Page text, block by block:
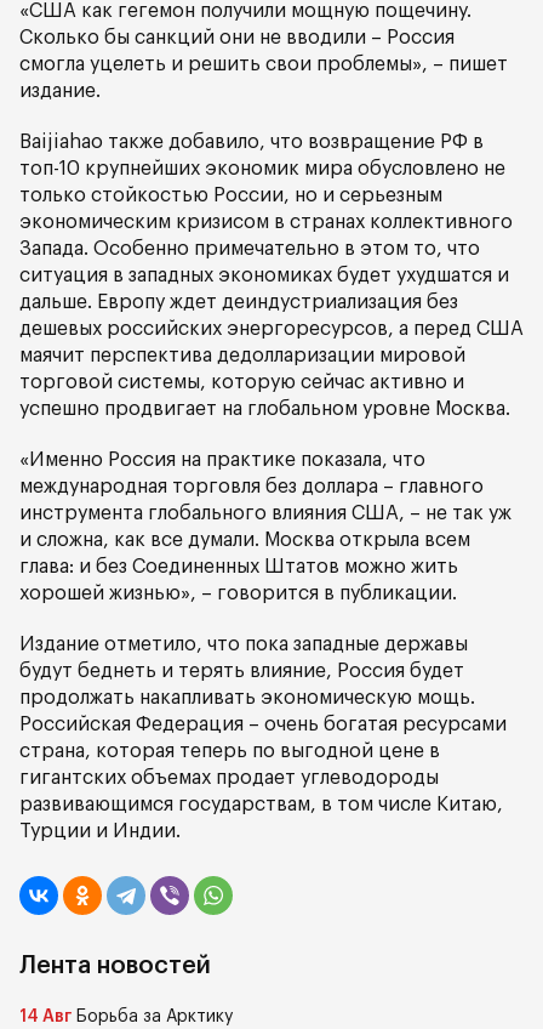
«США как гегемон получили мощную пощечину.
Сколько бы санкций они не вводили – Россия
смогла уцелеть и решить свои проблемы», – пишет
издание.
Baijiahao также добавило, что возвращение РФ в
топ-10 крупнейших экономик мира обусловлено не
только стойкостью России, но и серьезным
экономическим кризисом в странах коллективного
Запада. Особенно примечательно в этом то, что
ситуация в западных экономиках будет ухудшатся и
дальше. Европу ждет деиндустриализация без
дешевых российских энергоресурсов, а перед США
маячит перспектива дедолларизации мировой
торговой системы, которую сейчас активно и
успешно продвигает на глобальном уровне Москва.
«Именно Россия на практике показала, что
международная торговля без доллара – главного
инструмента глобального влияния США, – не так уж
и сложна, как все думали. Москва открыла всем
глава: и без Соединенных Штатов можно жить
хорошей жизнью», – говорится в публикации.
Издание отметило, что пока западные державы
будут беднеть и терять влияние, Россия будет
продолжать накапливать экономическую мощь.
Российская Федерация – очень богатая ресурсами
страна, которая теперь по выгодной цене в
гигантских объемах продает углеводороды
развивающимся государствам, в том числе Китаю,
Турции и Индии.
Лента новостей
14 Авг Борьба за Арктику